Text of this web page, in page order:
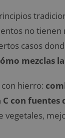
no tienen
casos
mezclas
hierro:
con fuentes
vegetales,